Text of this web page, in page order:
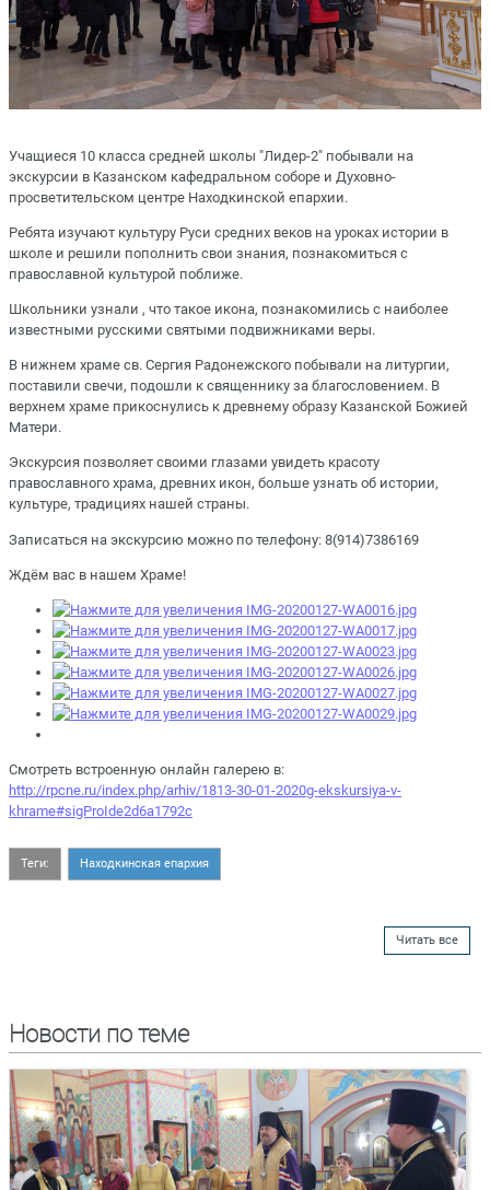
Учащиеся 10 класса средней школы "Лидер-2" побывали на
экскурсии в Казанском кафедральном соборе и Духовно-
просветительском центре Находкинской епархии.
Ребята изучают культуру Руси средних веков на уроках истории в
школе и решили пополнить свои знания, познакомиться с
православной культурой поближе.
Школьники узнали , что такое икона, познакомились с наиболее
известными русскими святыми подвижниками веры.
В нижнем храме св. Сергия Радонежского побывали на литургии,
поставили свечи, подошли к священнику за благословением. В
верхнем храме прикоснулись к древнему образу Казанской Божией
Матери.
Экскурсия позволяет своими глазами увидеть красоту
православного храма, древних икон, больше узнать об истории,
культуре, традициях нашей страны.
Записаться на экскурсию можно по телефону: 8(914)7386169
Ждём вас в нашем Храме!
Смотреть встроенную онлайн галерею в:
http://rpcne.ru/index.php/arhiv/1813-30-01-2020g-ekskursiya-v-
khrame#sigProIde2d6a1792c
Теги: Находкинская епархия
Читать все
Новости по теме